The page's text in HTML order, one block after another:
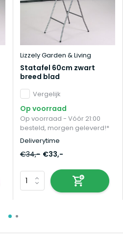
Lizzely Garden & Living
Statafel 60cm zwart
breed blad
Vergelijk
Op voorraad
Op voorraad - Vóór 21:00
besteld, morgen geleverd!*
Deliverytime
€34,- €33,-